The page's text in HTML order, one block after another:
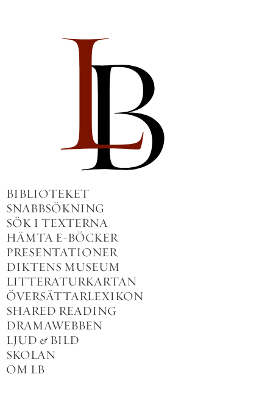
BIBLIOTEKET
SNABBSÖKNING
SÖK I TEXTERNA
HÄMTA E-BÖCKER
PRESENTATIONER
DIKTENS MUSEUM
LITTERATURKARTAN
ÖVERSÄTTARLEXIKON
SHARED READING
DRAMAWEBBEN
LJUD & BILD
SKOLAN
OM LB